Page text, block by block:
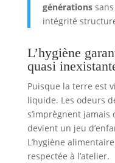
générationssans
intégrité
L’hygiène
quasi
Puisque la terre est
liquide. Les odeurs
s’imprègnent jamais
devient un jeu
L’hygiène
respectée à l’atelier.